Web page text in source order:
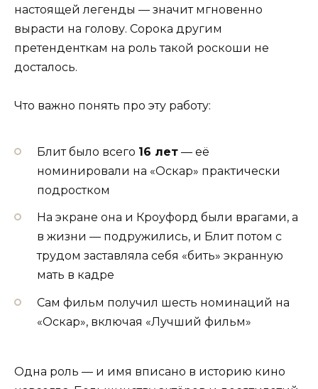
настоящей легенды — значит мгновенно
вырасти на голову. Сорока другим
претенденткам на роль такой роскоши не
досталось.
Что важно понять про эту работу:
Блит было всего 16 лет — её
номинировали на «Оскар» практически
подростком
На экране она и Кроуфорд были врагами, а
в жизни — подружились, и Блит потом с
трудом заставляла себя «бить» экранную
мать в кадре
Сам фильм получил шесть номинаций на
«Оскар», включая «Лучший фильм»
Одна роль — и имя вписано в историю кино